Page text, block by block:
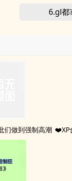
6.gl都
们做到强制高潮 ❤️XP